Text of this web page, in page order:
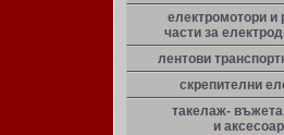
електромотори и
части за
лентови
скрепителни
такелаж-
и